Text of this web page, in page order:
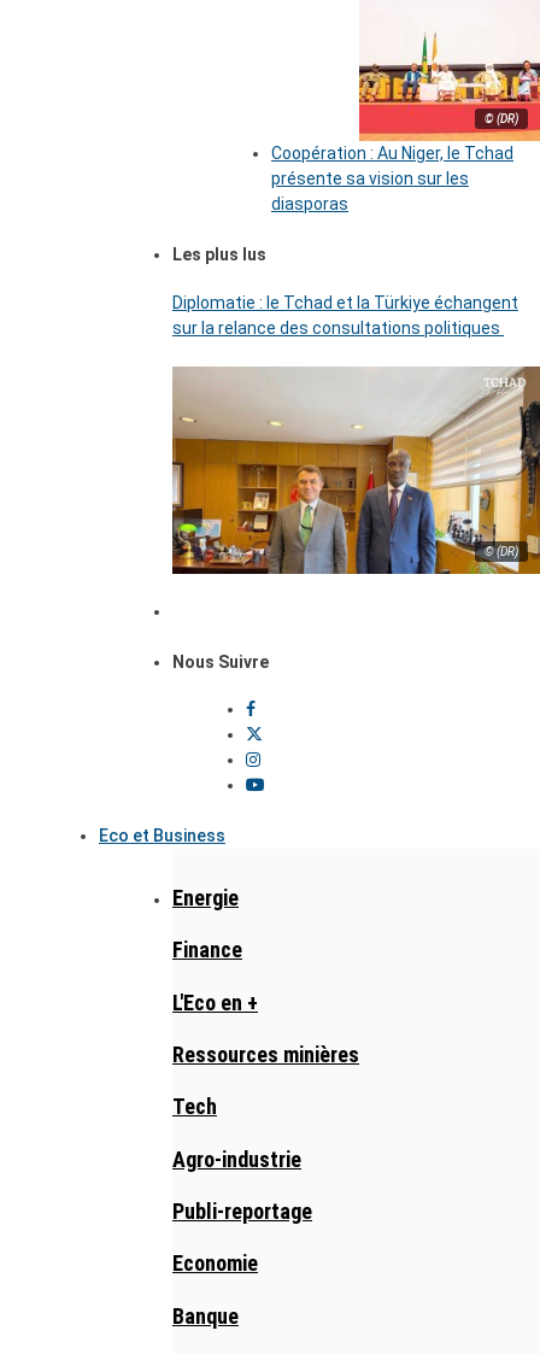
© (DR)
Coopération : Au Niger, le Tchad
présente sa vision sur les
diasporas
Les plus lus
Diplomatie : le Tchad et la Türkiye échangent
sur la relance des consultations politiques
© (DR)
Nous Suivre
Eco et Business
Energie
Finance
L'Eco en +
Ressources minières
Tech
Agro-industrie
Publi-reportage
Economie
Banque